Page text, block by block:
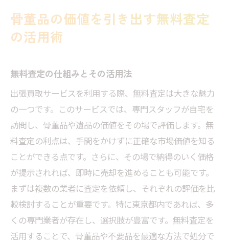
骨董品の価値を引き出す無料査定
の活用術
無料査定の仕組みとその活用法
出張買取サービスを利用する際、無料査定は大きな魅力
の一つです。このサービスでは、専門スタッフが自宅を
訪問し、骨董品や遺品の価値をその場で評価します。無
料査定の利点は、手間をかけずに正確な市場価値を知る
ことができる点です。さらに、その場で納得のいく価格
が提示されれば、即時に売却を進めることも可能です。
まずは複数の業者に査定を依頼し、それぞれの評価を比
較検討することが重要です。特に東京都内であれば、多
くの専門業者が存在し、選択肢が豊富です。無料査定を
活用することで、骨董品や不要品を最適な方法で処分で